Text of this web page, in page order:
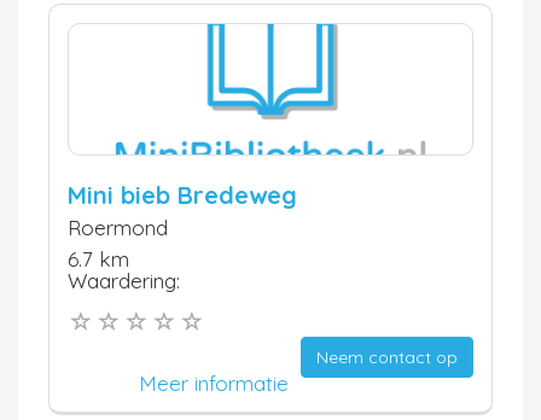
Mini bieb Bredeweg
Roermond
6.7 km
Waardering:
Neem contact op
Meer informatie